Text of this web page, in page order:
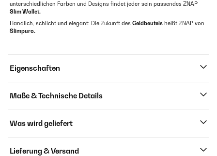
unterschiedlichen Farben und Designs findet jeder sein passendes ZNAP
Slim Wallet.
Handlich, schlicht und elegant: Die Zukunft des Geldbeutels heißt ZNAP von
Slimpuro.
Eigenschaften
Maße & Technische Details
Was wird geliefert
Lieferung & Versand